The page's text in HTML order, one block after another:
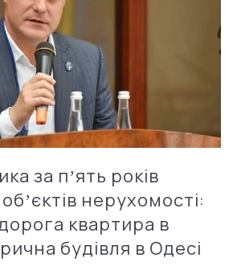
за пʼять років
нерухомості:
квартира в
будівля в Одесі